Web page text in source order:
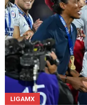
LIGAMX